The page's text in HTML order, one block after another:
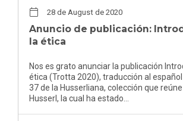
28 de August de 2020
Anuncio de publicación:
la ética
Nos es grato anunciar la publicación
ética (Trotta 2020), traducción al
37 de la Husserliana, colección que
Husserl, la cual ha estado…